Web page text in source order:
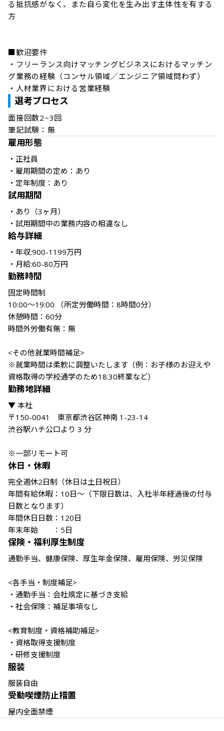
る抵抗感がなく、また自ら変化を生み出す主体性を有する
方
■歓迎要件
・フリーランス向けマッチングビジネスにおけるマッチン
グ業務の経験（コンサル領域／エンジニア領域問わず）
・人材業界における営業経験
選考プロセス
面接回数2~3回
筆記試験：無
雇用形態
・正社員
・雇用期間の定め：あり
・定年制度：あり
試用期間
・あり（3ヶ月）
給与詳細
・年収:900-1199万円
勤務時間
固定時間制
10:00～19:00 （所定労働時間：8時間0分）
休憩時間：60分
時間外労働有無：無
<その他就業時間補足>
※就業時間は柔軟に調整いたします（例：お子様のお迎えや
資格取得の学校通学のため18:30終業など）
勤務地詳細
▼ 本社
〒150-0041　東京都渋谷区神南 1-23-14
渋谷駅ハチ公口より 3 分
休日・休暇
完全週休2日制（休日は土日祝日）
年間有給休暇：10日～（下限日数は、入社半年経過後の付与
日数となります）
年間休日日数：120日
年末年始　　：5日
保険・福利厚生制度
通勤手当、健康保険、厚生年金保険、雇用保険、労災保険
<各手当・制度補足>
・通勤手当：会社規定に基づき支給
・社会保険：補足事項なし
<教育制度・資格補助補足>
・資格取得支援制度
・研修支援制度
服装
服装自由
受動喫煙防止措置
屋内全面禁煙